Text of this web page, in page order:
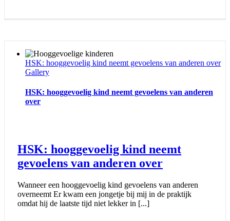
HSK: hooggevoelig kind neemt gevoelens van anderen over
Gallery
HSK: hooggevoelig kind neemt gevoelens van anderen
over
HSK: hooggevoelig kind neemt
gevoelens van anderen over
Wanneer een hooggevoelig kind gevoelens van anderen
overneemt Er kwam een jongetje bij mij in de praktijk
omdat hij de laatste tijd niet lekker in [...]